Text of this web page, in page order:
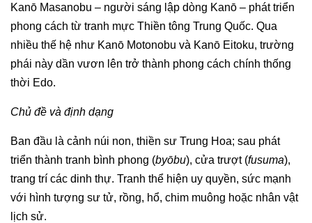
Kanō Masanobu – người sáng lập dòng Kanō – phát triển
phong cách từ tranh mực Thiền tông Trung Quốc. Qua
nhiều thế hệ như Kanō Motonobu và Kanō Eitoku, trường
phái này dần vươn lên trở thành phong cách chính thống
thời Edo.
Chủ đề và định dạng
Ban đầu là cảnh núi non, thiền sư Trung Hoa; sau phát
triển thành tranh bình phong (byōbu), cửa trượt (fusuma),
trang trí các dinh thự. Tranh thể hiện uy quyền, sức mạnh
với hình tượng sư tử, rồng, hổ, chim muông hoặc nhân vật
lịch sử.